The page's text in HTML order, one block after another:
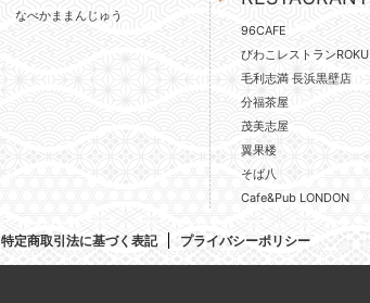
なべかままんじゅう
96CAFE
びわこレストランROKU
毛利志満 長浜黒壁店
分福茶屋
茂美志屋
翼果楼
そば八
Cafe&Pub LONDON
特定商取引法に基づく表記 プライバシーポリシー